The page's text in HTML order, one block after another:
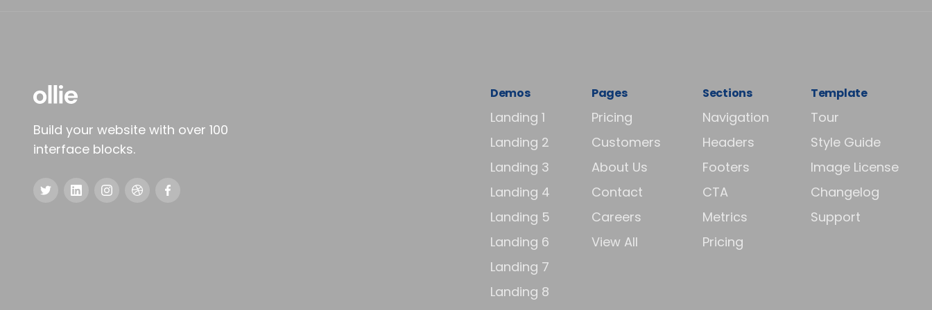
Build your website with over 100
interface blocks.
Demos
Landing 1
Landing 2
Landing 3
Landing 4
Landing 5
Landing 6
Landing 7
Landing 8
Pages
Pricing
Customers
About Us
Contact
Careers
View All
Sections
Navigation
Headers
Footers
CTA
Metrics
Pricing
Template
Tour
Style Guide
Image License
Changelog
Support